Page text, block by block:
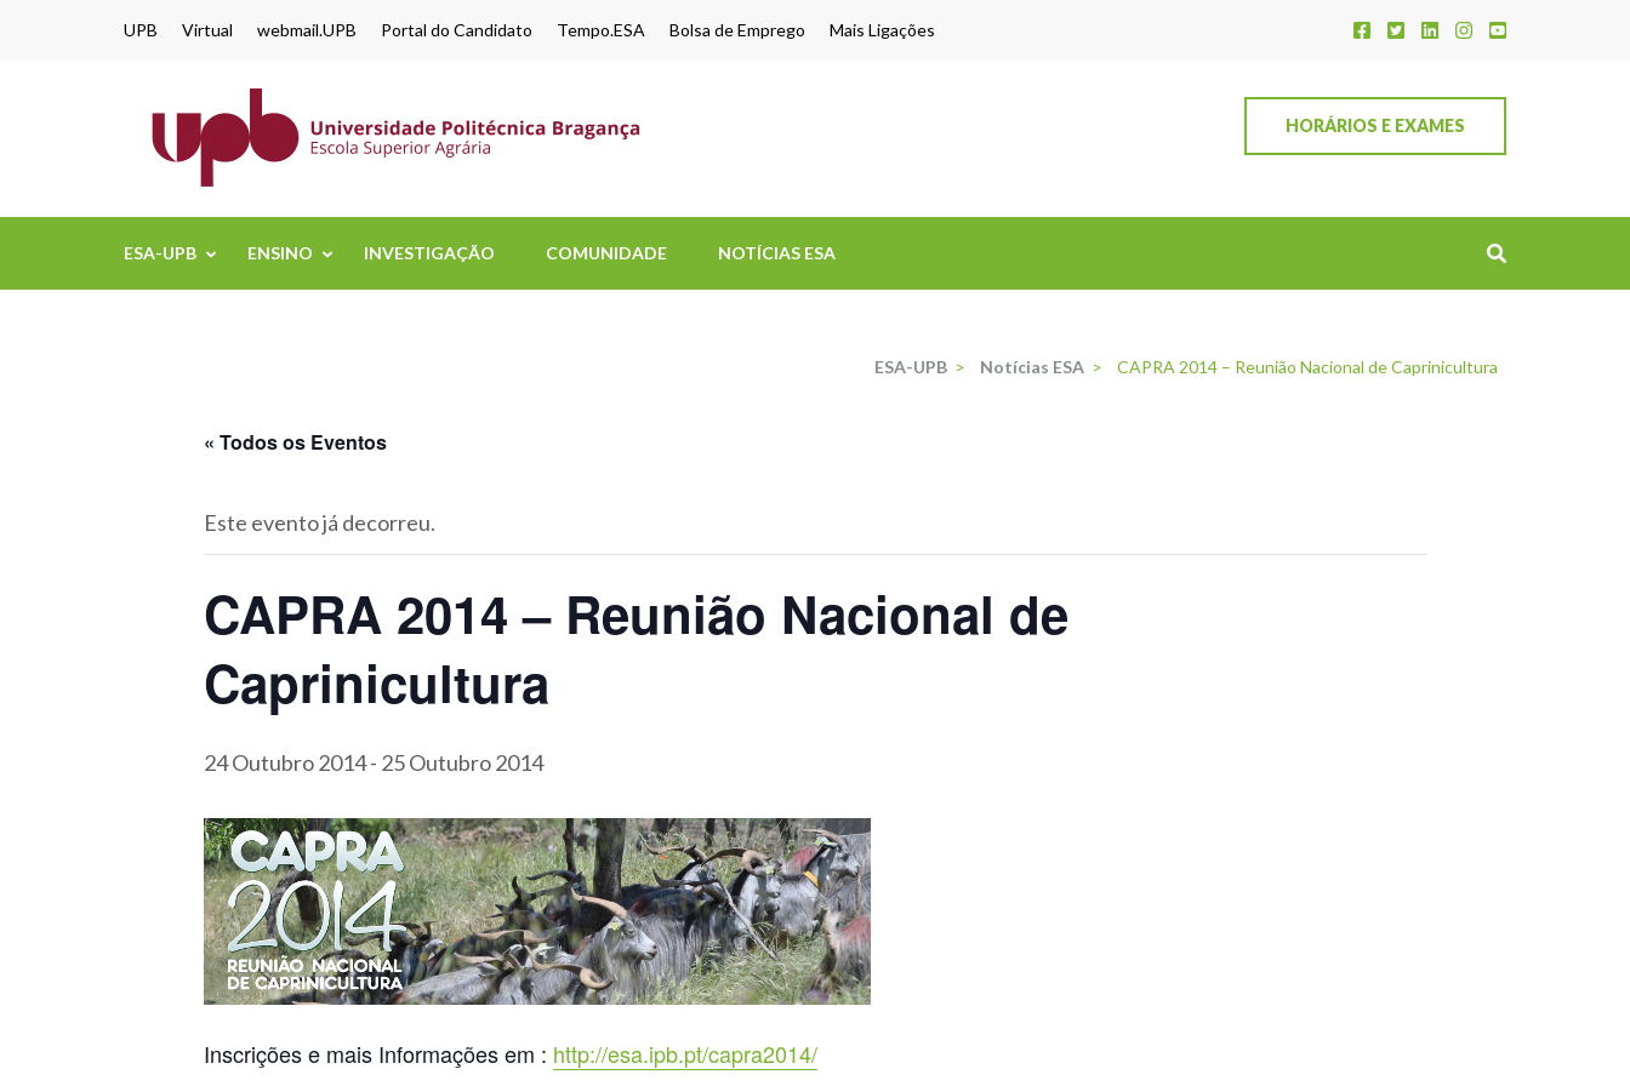
UPB Virtual webmail.UPB Portal do Candidato Tempo.ESA Bolsa de Emprego Mais Ligações
HORÁRIOS E EXAMES
ESA-UPB ENSINO INVESTIGAÇÃO COMUNIDADE NOTÍCIAS ESA
ESA-UPB > Notícias ESA > CAPRA 2014 – Reunião Nacional de Caprinicultura
« Todos os Eventos
Este evento já decorreu.
CAPRA 2014 – Reunião Nacional de
Caprinicultura
24 Outubro 2014- 25 Outubro 2014
Inscrições e mais Informações em : http://esa.ipb.pt/capra2014/